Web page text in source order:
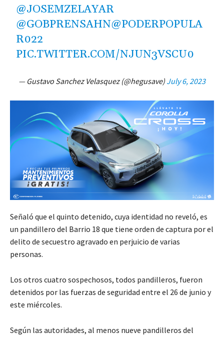
@JOSEMZELAYAR
@GOBPRENSAHN@PODERPOPULA
R022
PIC.TWITTER.COM/NJUN3VSCU0
— Gustavo Sanchez Velasquez (@hegusave) July 6, 2023
Señaló que el quinto detenido, cuya identidad no reveló, es
un pandillero del Barrio 18 que tiene orden de captura por el
delito de secuestro agravado en perjuicio de varias
personas.
Los otros cuatro sospechosos, todos pandilleros, fueron
detenidos por las fuerzas de seguridad entre el 26 de junio y
este miércoles.
Según las autoridades, al menos nueve pandilleros del